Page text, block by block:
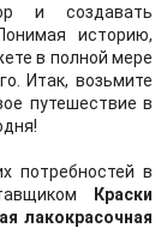
и создавать
историю,
в полной мере
Итак, возьмите
путешествие в
потребностей в
Краски
лакокрасочная